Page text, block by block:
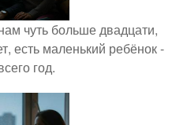
чуть больше двадцати,
есть маленький ребёнок -
год.